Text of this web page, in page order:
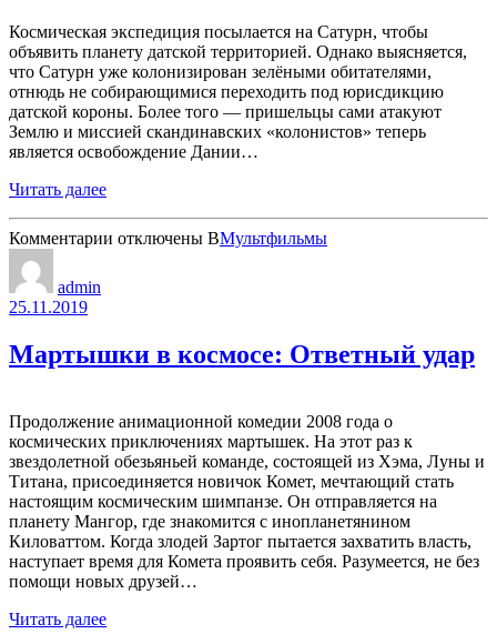
Космическая экспедиция посылается на Сатурн, чтобы
объявить планету датской территорией. Однако выясняется,
что Сатурн уже колонизирован зелёными обитателями,
отнюдь не собирающимися переходить под юрисдикцию
датской короны. Более того — пришельцы сами атакуют
Землю и миссией скандинавских «колонистов» теперь
является освобождение Дании…
Читать далее
Комментарии котключены ВМультфильмы
admin
25.11.2019
Мартышки в космосе: Ответный удар
Продолжение анимационной комедии 2008 года о
космических приключениях мартышек. На этот раз к
звездолетной обезьяньей команде, состоящей из Хэма, Луны и
Титана, присоединяется новичок Комет, мечтающий стать
настоящим космическим шимпанзе. Он отправляется на
планету Мангор, где знакомится с инопланетянином
Киловаттом. Когда злодей Зартог пытается захватить власть,
наступает время для Комета проявить себя. Разумеется, не без
помощи новых друзей…
Читать далее